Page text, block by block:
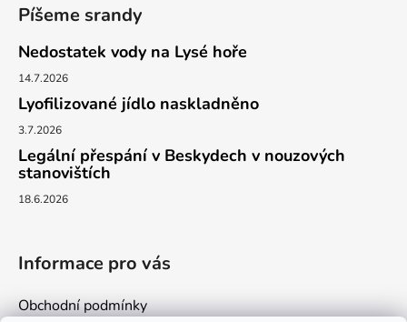
Píšeme srandy
Nedostatek vody na Lysé hoře
14.7.2026
Lyofilizované jídlo naskladněno
3.7.2026
Legální přespání v Beskydech v nouzových
stanovištích
18.6.2026
Informace pro vás
Obchodní podmínky